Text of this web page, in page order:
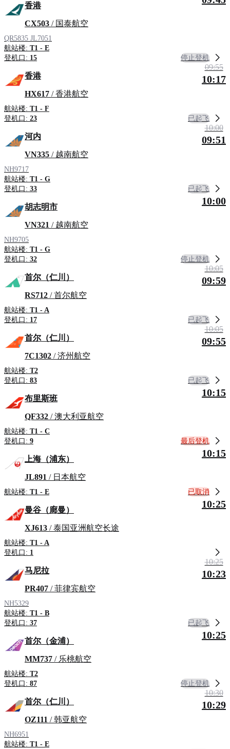
香港
CX503 / 国泰航空
QR5835 JL7051
航站楼: T1 - E
登机口: 15 停止登机
香港
HX617 / 香港航空
航站楼: T1 - F
登机口: 23
09:55
10:17
已起飞
河内
VN335 / 越南航空
NH9717
航站楼: T1 - G
登机口: 33
10:00
09:51
已起飞
胡志明市
VN321 / 越南航空
NH9705
航站楼: T1 - G
登机口: 32
10:00
停止登机
首尔（仁川）
RS712 / 首尔航空
航站楼: T1 - A
登机口: 17
10:05
09:59
已起飞
首尔（仁川）
7C1302 / 济州航空
航站楼: T2
登机口: 83
10:05
09:55
已起飞
布里斯班
QF332 / 澳大利亚航空
航站楼: T1 - C
登机口: 9
10:15
最后登机
上海（浦东）
JL891 / 日本航空
航站楼: T1 - E
10:15
已取消
曼谷（廊曼）
XJ613 / 泰国亚洲航空长途
航站楼: T1 - A
登机口: 1
10:25
马尼拉
PR407 / 菲律宾航空
NH5329
航站楼: T1 - B
登机口: 37
10:25
10:23
已起飞
首尔（金浦）
MM737 / 乐桃航空
航站楼: T2
登机口: 87
10:25
停止登机
首尔（仁川）
OZ111 / 韩亚航空
NH6951
航站楼: T1 - E
10:30
10:29